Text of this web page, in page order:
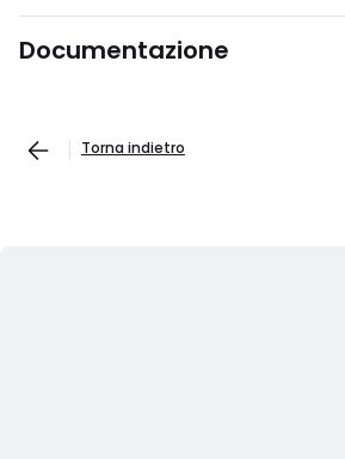
Documentazione
Torna indietro